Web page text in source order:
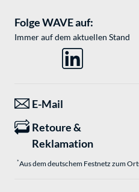
Folge WAVE auf:
Immer auf dem aktuellen Stand
E-Mail
Retoure &
Reklamation
*Aus dem deutschem Festnetz zum